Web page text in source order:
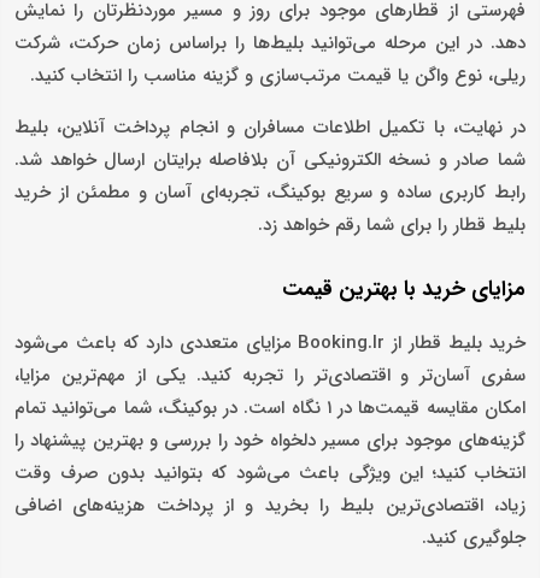
فهرستی از قطارهای موجود برای روز و مسیر موردنظرتان را نمایش
دهد. در این مرحله می‌توانید بلیط‌ها را براساس زمان حرکت، شرکت
ریلی، نوع واگن یا قیمت مرتب‌سازی و گزینه مناسب را انتخاب کنید.
در نهایت، با تکمیل اطلاعات مسافران و انجام پرداخت آنلاین، بلیط
شما صادر و نسخه الکترونیکی آن بلافاصله برایتان ارسال خواهد شد.
رابط کاربری ساده و سریع بوکینگ، تجربه‌ای آسان و مطمئن از خرید
بلیط قطار را برای شما رقم خواهد زد.
مزایای خرید با بهترین قیمت
خرید بلیط قطار از Booking.Ir مزایای متعددی دارد که باعث می‌شود
سفری آسان‌تر و اقتصادی‌تر را تجربه کنید. یکی از مهم‌ترین مزایا،
امکان مقایسه قیمت‌ها در ۱ نگاه است. در بوکینگ، شما می‌توانید تمام
گزینه‌های موجود برای مسیر دلخواه خود را بررسی و بهترین پیشنهاد را
انتخاب کنید؛ این ویژگی باعث می‌شود که بتوانید بدون صرف وقت
زیاد، اقتصادی‌ترین بلیط را بخرید و از پرداخت هزینه‌های اضافی
جلوگیری کنید.